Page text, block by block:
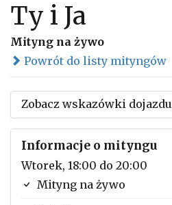
Ty i Ja
Mityng na żywo
Powrót do listy mityngów
Zobacz wskazówki dojazdu
Informacje o mityngu
Wtorek, 18:00 do 20:00
Mityng na żywo